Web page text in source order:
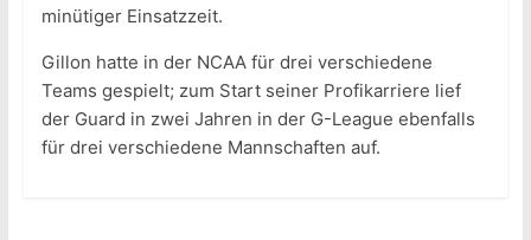
minütiger Einsatzzeit.
Gillon hatte in der NCAA für drei verschiedene
Teams gespielt; zum Start seiner Profikarriere lief
der Guard in zwei Jahren in der G-League ebenfalls
für drei verschiedene Mannschaften auf.